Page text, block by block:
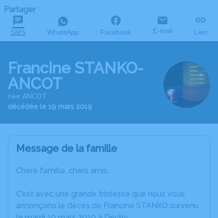
Partager
SMS WhatsApp Facebook E-mail Lien
Francine STANKO-
ANCOT
née ANCOT
décédée le 19 mars 2019
Message de la famille
Chère famille, chers amis,
C’est avec une grande tristesse que nous vous
annonçons le décès de Francine STANKO survenu